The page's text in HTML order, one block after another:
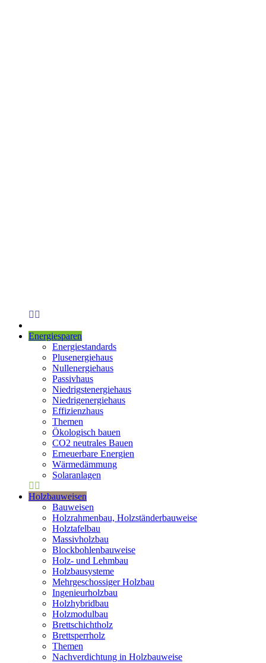
Energiesparen
Energiestandards
Plusenergiehaus
Nullenergiehaus
Passivhaus
Niedrigstenergiehaus
Niedrigenergiehaus
Effizienzhaus
Themen
Ökologisch bauen
CO2 neutrales Bauen
Erneuerbare Energien
Wärmedämmung
Solaranlagen
Holzbauweisen
Bauweisen
Holzrahmenbau, Holzständerbauweise
Holztafelbau
Massivholzbau
Blockbohlenbauweise
Holz- und Lehmbau
Holzbausysteme
Mehrgeschossiger Holzbau
Ingenieurholzbau
Holzhybridbau
Holzmodulbau
Brettschichtholz
Brettsperrholz
Themen
Nachverdichtung in Holzbauweise